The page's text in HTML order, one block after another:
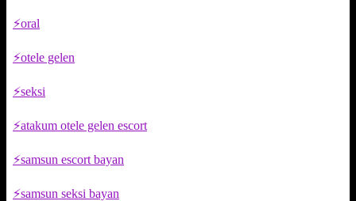
oral
otele gelen
seksi
atakum otele gelen escort
samsun escort bayan
samsun seksi bayan